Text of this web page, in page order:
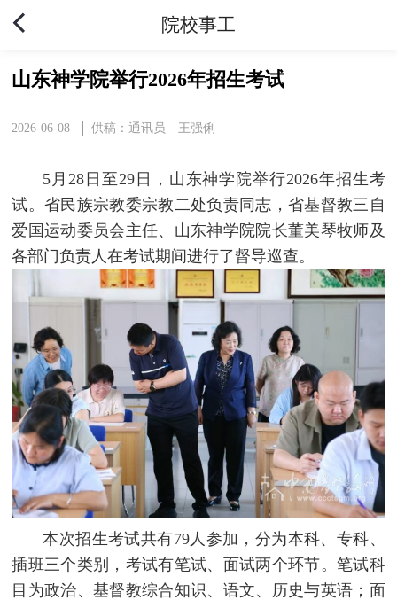
院校事工
山东神学院举行2026年招生考试
2026-06-08 供稿：通讯员 王强俐
5月28日至29日，山东神学院举行2026年招生考
试。省民族宗教委宗教二处负责同志，省基督教三自
爱国运动委员会主任、山东神学院院长董美琴牧师及
各部门负责人在考试期间进行了督导巡查。
本次招生考试共有79人参加，分为本科、专科、
插班三个类别，考试有笔试、面试两个环节。笔试科
目为政治、基督教综合知识、语文、历史与英语；面